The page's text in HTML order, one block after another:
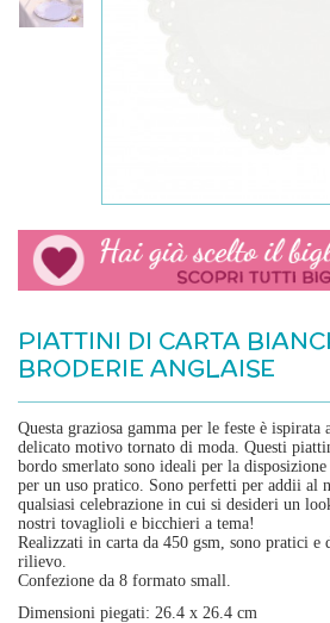
PIATTINI DI CARTA
BRODERIE ANGLAISE
Questa graziosa gamma per le feste è ispirata
delicato motivo tornato di moda. Questi
bordo smerlato sono ideali per la
per un uso pratico. Sono perfetti per addii al
qualsiasi celebrazione in cui si desideri un
nostri tovaglioli e bicchieri a tema!
Realizzati in carta da 450 gsm, sono pratici e
rilievo.
Confezione da 8 formato small.
Dimensioni piegati: 26.4 x 26.4 cm